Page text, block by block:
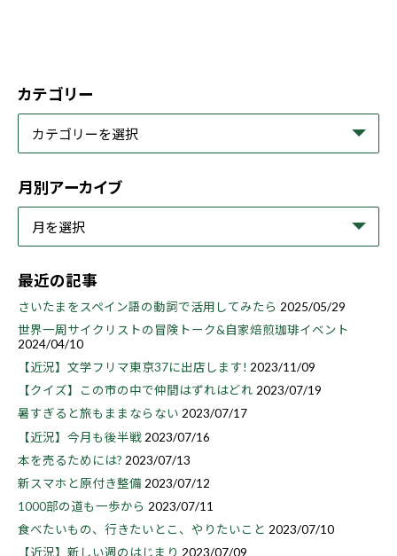
カテゴリー
月別アーカイブ
最近の記事
さいたまをスペイン語の動詞で活用してみたら 2025/05/29
世界一周サイクリストの冒険トーク&自家焙煎珈琲イベント
2024/04/10
【近況】文学フリマ東京37に出店します! 2023/11/09
【クイズ】この市の中で仲間はずれはどれ 2023/07/19
暑すぎると旅もままならない 2023/07/17
【近況】今月も後半戦 2023/07/16
本を売るためには? 2023/07/13
新スマホと原付き整備 2023/07/12
1000部の道も一歩から 2023/07/11
食べたいもの、行きたいとこ、やりたいこと 2023/07/10
【近況】新しい週のはじまり 2023/07/09